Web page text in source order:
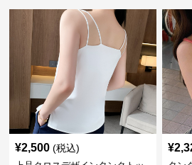
¥2,500 (税込) ¥